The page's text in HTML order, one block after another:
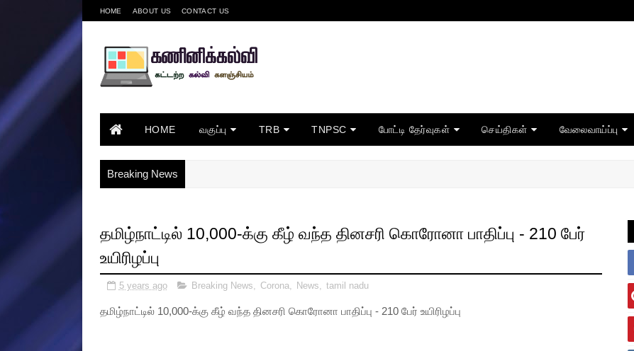
HOME ABOUT US CONTACT US
HOME வகுப்பு TRB TNPSC போட்டி தேர்வுகள் செய்திகள் வேலைவாய்ப்பு
Breaking News
தமிழ்நாட்டில் 10,000-க்கு கீழ் வந்த தினசரி கொரோனா பாதிப்பு - 210 பேர்
உயிரிழப்பு
5 years ago Breaking News, Corona, News, tamil nadu
தமிழ்நாட்டில் 10,000-க்கு கீழ் வந்த தினசரி கொரோனா பாதிப்பு - 210 பேர் உயிரிழப்பு